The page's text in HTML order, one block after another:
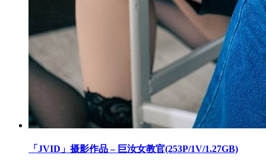
「JVID」摄影作品 – 巨汝女教官(253P/1V/1.27GB)